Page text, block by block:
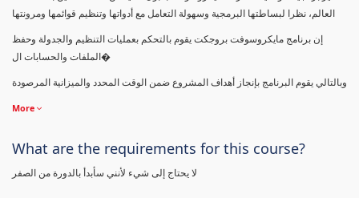
إن برنامج مايكروسوفت بروجكت يقوم بالتحكم بعمليات التنظيم والجدولة وحفظ
الملفات والحسابات ال�
وبالتالي يقوم البرنامج بإنجاز أهداف المشروع ضمن الوقت المحدد والميزانية المرصودة
More
What are the requirements for this course?
لا يحتاج إلى شيء لأنني سأبدأ بالدورة من الصفر